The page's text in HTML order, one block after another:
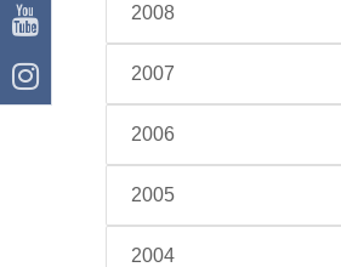
2008
2007
2006
2005
2004